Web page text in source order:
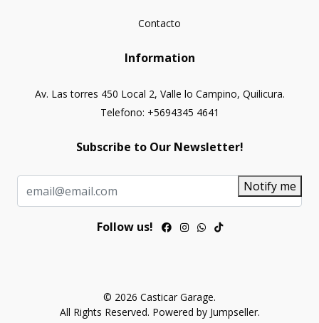
Contacto
Information
Av. Las torres 450 Local 2, Valle lo Campino, Quilicura.
Telefono: +5694345 4641
Subscribe to Our Newsletter!
Notify me
Follow us!
© 2026 Casticar Garage.
All Rights Reserved. Powered by Jumpseller.